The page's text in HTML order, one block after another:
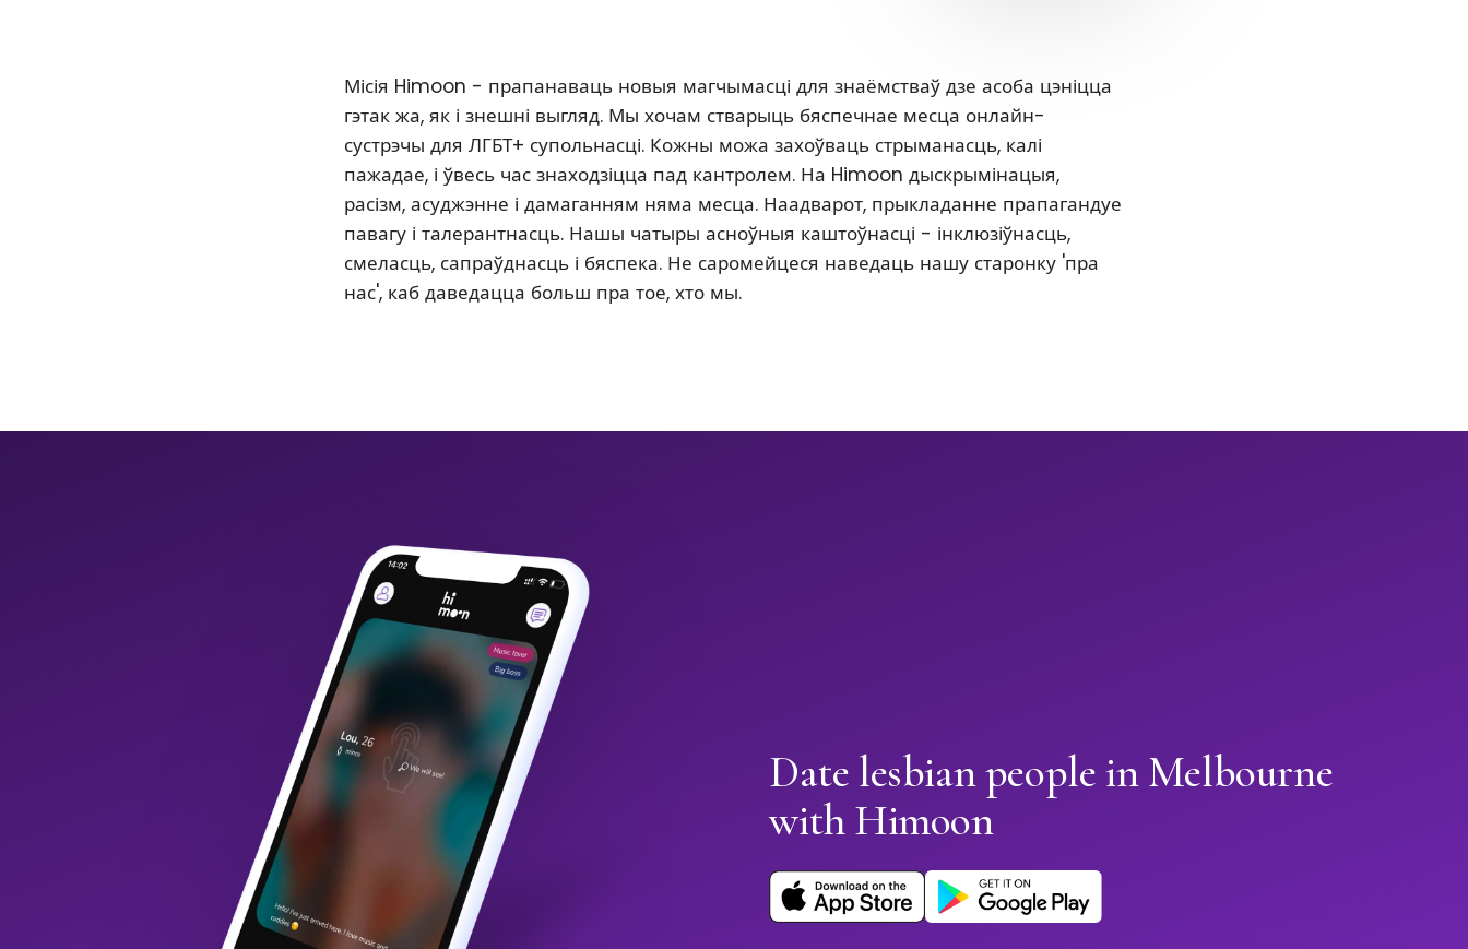
Місія Himoon - прапанаваць новыя магчымасці для знаёмстваў дзе асоба цэніцца
гэтак жа, як і знешні выгляд. Мы хочам стварыць бяспечнае месца онлайн-
сустрэчы для ЛГБТ+ супольнасці. Кожны можа захоўваць стрыманасць, калі
пажадае, і ўвесь час знаходзіцца пад кантролем. На Himoon дыскрымінацыя,
расізм, асуджэнне і дамаганням няма месца. Наадварот, прыкладанне прапагандуе
павагу і талерантнасць. Нашы чатыры асноўныя каштоўнасці - інклюзіўнасць,
смеласць, сапраўднасць і бяспека. Не саромейцеся наведаць нашу старонку 'пра
нас', каб даведацца больш пра тое, хто мы.
Date lesbian people in Melbourne
with Himoon